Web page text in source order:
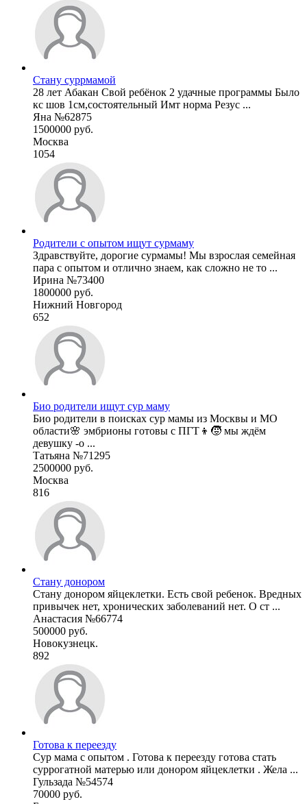
Стану суррмамой
28 лет Абакан Свой ребёнок 2 удачные программы Было
кс шов 1см,состоятельный Имт норма Резус ...
Яна №62875
1500000 руб.
Москва
1054
Родители с опытом ищут сурмаму
Здравствуйте, дорогие сурмамы! Мы взрослая семейная
пара с опытом и отлично знаем, как сложно не то ...
Ирина №73400
1800000 руб.
Нижний Новгород
652
Био родители ищут сур маму
Био родители в поисках сур мамы из Москвы и МО
области🌸 эмбрионы готовы с ПГТ👦🧒 мы ждём
девушку -о ...
Татьяна №71295
2500000 руб.
Москва
816
Стану донором
Стану донором яйцеклетки. Есть свой ребенок. Вредных
привычек нет, хронических заболеваний нет. О ст ...
Анастасия №66774
500000 руб.
Новокузнецк.
892
Готова к переезду
Сур мама с опытом . Готова к переезду готова стать
суррогатной матерью или донором яйцеклетки . Жела ...
Гульзада №54574
70000 руб.